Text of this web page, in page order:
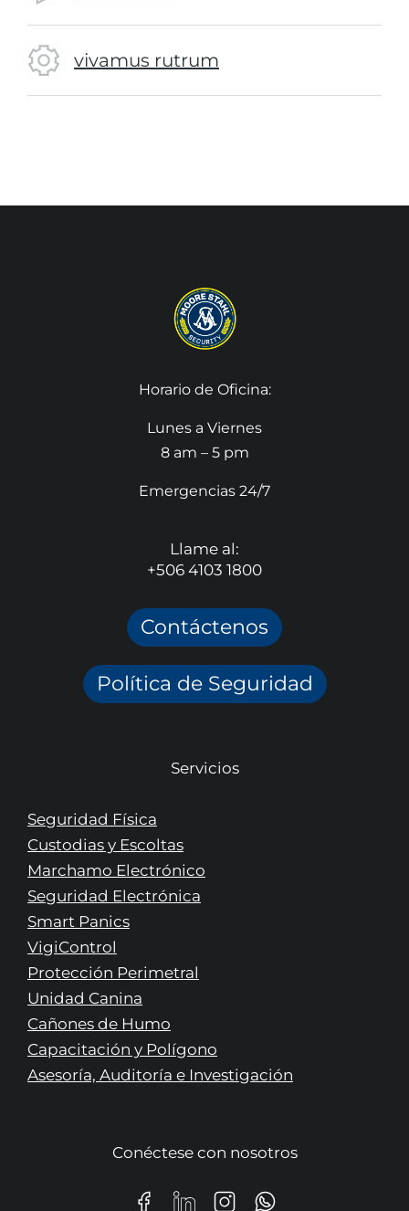
vivamus rutrum
Horario de Oficina:
Lunes a Viernes
8 am – 5 pm
Emergencias 24/7
Llame al:
+506 4103 1800
Contáctenos
Política de Seguridad
Servicios
Seguridad Física
Custodias y Escoltas
Marchamo Electrónico
Seguridad Electrónica
Smart Panics
VigiControl
Protección Perimetral
Unidad Canina
Cañones de Humo
Capacitación y Polígono
Asesoría, Auditoría e Investigación
Conéctese con nosotros